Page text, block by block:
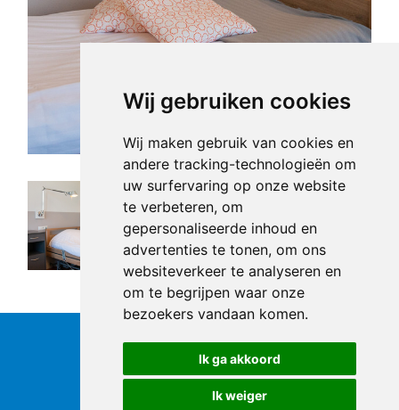
Wij gebruiken cookies
Wij maken gebruik van cookies en
andere tracking-technologieën om
uw surfervaring op onze website
te verbeteren, om
gepersonaliseerde inhoud en
advertenties te tonen, om ons
websiteverkeer te analyseren en
om te begrijpen waar onze
bezoekers vandaan komen.
Ik ga akkoord
Ik weiger